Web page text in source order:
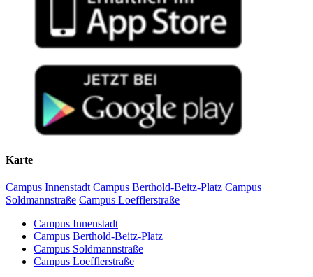
Karte
Campus Innenstadt Campus Berthold-Beitz-Platz Campus
Soldmannstraße Campus Loefflerstraße
Campus Innenstadt
Campus Berthold-Beitz-Platz
Campus Soldmannstraße
Campus Loefflerstraße